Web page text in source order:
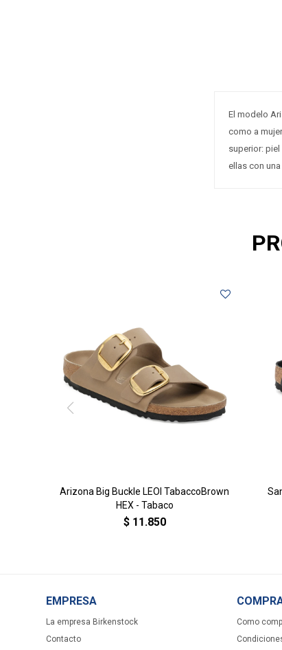
El modelo
como a
superior: piel
ellas con
Arizona Big Buckle LEOI TabaccoBrown
HEX - Tabaco
$ 11.850
EMPRESA
La empresa Birkenstock
Contacto
Como